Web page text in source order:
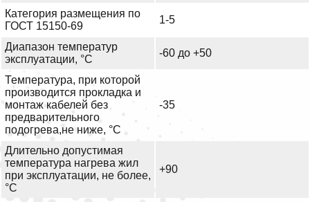
Категория размещения по
ГОСТ 15150-69
1-5
Диапазон температур
эксплуатации, °С
-60 до +50
Температура, при которой
производится прокладка и
монтаж кабелей без
предварительного
подогрева,не ниже, °С
-35
Длительно допустимая
температура нагрева жил
при эксплуатации, не более,
°С
+90